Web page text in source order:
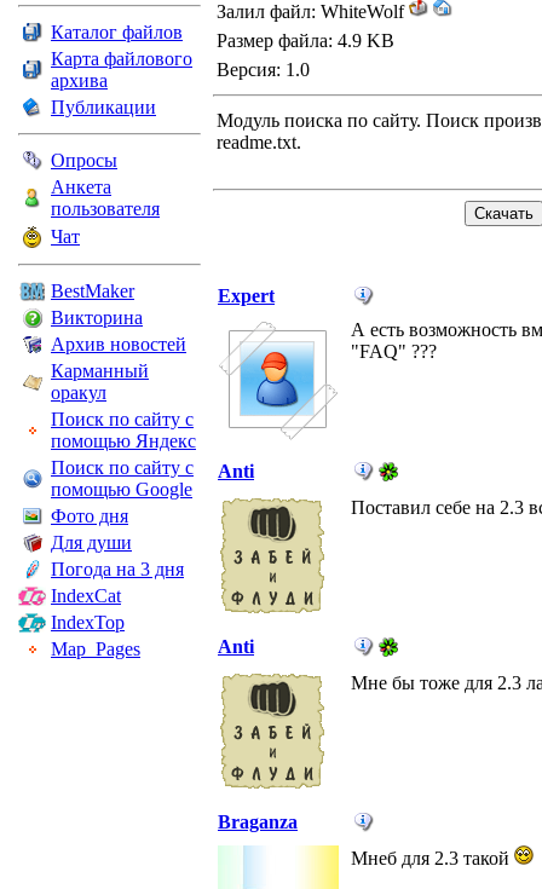
Каталог файлов
Карта файлового
архива
Публикации
Опросы
Анкета
пользователя
Чат
BestMaker
Викторина
Архив новостей
Карманный
оракул
Поиск по сайту с
помощью Яндекс
Поиск по сайту с
помощью Google
Фото дня
Для души
Погода на 3 дня
IndexCat
IndexTop
Map_Pages
Залил файл: WhiteWolf
Размер файла: 4.9 KB
Версия: 1.0
Модуль поиска по сайту. Поиск
readme.txt.
Expert
А есть возможность
"FAQ" ???
Anti
Поставил себе на 2.3
Anti
Мне бы тоже для 2.3
Braganza
Мнеб для 2.3 такой